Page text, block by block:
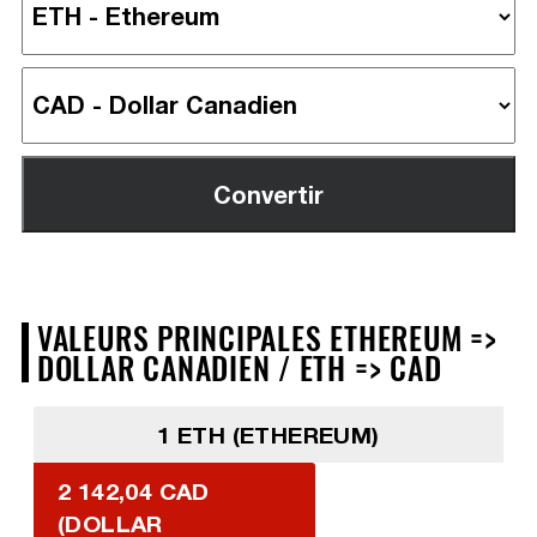
VALEURS PRINCIPALES ETHEREUM =>
DOLLAR CANADIEN / ETH => CAD
1 ETH (ETHEREUM)
2 142,04 CAD
(DOLLAR